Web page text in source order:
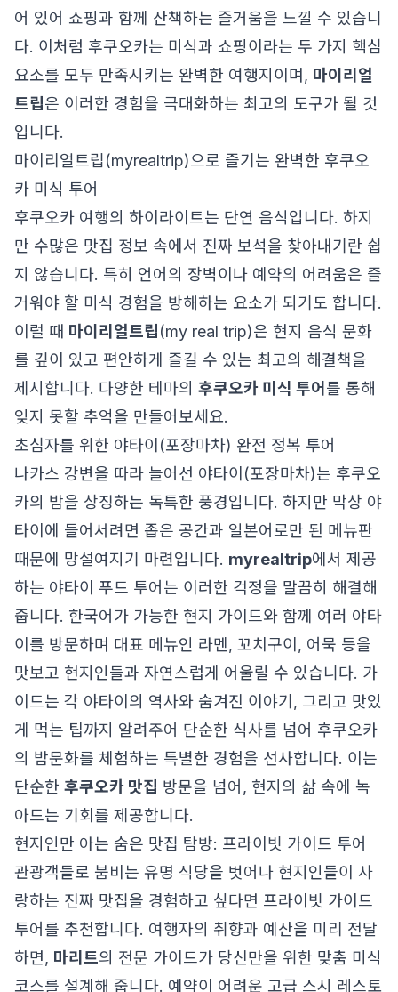
어 있어 쇼핑과 함께 산책하는 즐거움을 느낄 수 있습니
다. 이처럼 후쿠오카는 미식과 쇼핑이라는 두 가지 핵심
요소를 모두 만족시키는 완벽한 여행지이며, 마이리얼
트립은 이러한 경험을 극대화하는 최고의 도구가 될 것
입니다.
마이리얼트립(myrealtrip)으로 즐기는 완벽한 후쿠오
카 미식 투어
후쿠오카 여행의 하이라이트는 단연 음식입니다. 하지
만 수많은 맛집 정보 속에서 진짜 보석을 찾아내기란 쉽
지 않습니다. 특히 언어의 장벽이나 예약의 어려움은 즐
거워야 할 미식 경험을 방해하는 요소가 되기도 합니다.
이럴 때 마이리얼트립(my real trip)은 현지 음식 문화
를 깊이 있고 편안하게 즐길 수 있는 최고의 해결책을
제시합니다. 다양한 테마의 후쿠오카 미식 투어 를 통해
잊지 못할 추억을 만들어보세요.
초심자를 위한 야타이(포장마차) 완전 정복 투어
나카스 강변을 따라 늘어선 야타이(포장마차)는 후쿠오
카의 밤을 상징하는 독특한 풍경입니다. 하지만 막상 야
타이에 들어서려면 좁은 공간과 일본어로만 된 메뉴판
때문에 망설여지기 마련입니다. myrealtrip에서 제공
하는 야타이 푸드 투어는 이러한 걱정을 말끔히 해결해
줍니다. 한국어가 가능한 현지 가이드와 함께 여러 야타
이를 방문하며 대표 메뉴인 라멘, 꼬치구이, 어묵 등을
맛보고 현지인들과 자연스럽게 어울릴 수 있습니다. 가
이드는 각 야타이의 역사와 숨겨진 이야기, 그리고 맛있
게 먹는 팁까지 알려주어 단순한 식사를 넘어 후쿠오카
의 밤문화를 체험하는 특별한 경험을 선사합니다. 이는
단순한 후쿠오카 맛집 방문을 넘어, 현지의 삶 속에 녹
아드는 기회를 제공합니다.
현지인만 아는 숨은 맛집 탐방: 프라이빗 가이드 투어
관광객들로 붐비는 유명 식당을 벗어나 현지인들이 사
랑하는 진짜 맛집을 경험하고 싶다면 프라이빗 가이드
투어를 추천합니다. 여행자의 취향과 예산을 미리 전달
하면, 마리트의 전문 가이드가 당신만을 위한 맞춤 미식
코스를 설계해 줍니다. 예약이 어려운 고급 스시 레스토